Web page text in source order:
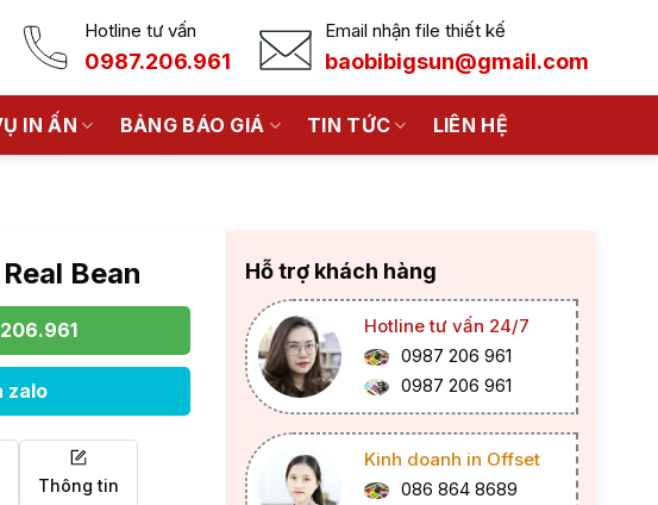
Hotline tư vấn
0987.206.961
Email nhận file thiết kế
baobibigsun@gmail.com
IN ẤN BẢNG BÁO GIÁ TIN TỨC LIÊN HỆ
Bean
zalo
Thông tin
Hỗ trợ khách hàng
Hotline tư vấn 24/7
0987 206 961
0987 206 961
Kinh doanh in Offset
086 864 8689